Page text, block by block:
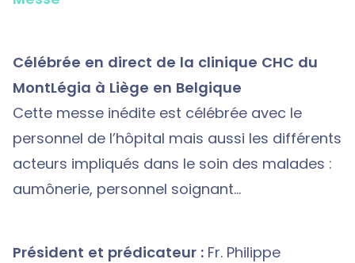
Célébrée en direct de la clinique CHC du
MontLégia à Liège en Belgique
Cette messe inédite est célébrée avec le
personnel de l’hôpital mais aussi les différents
acteurs impliqués dans le soin des malades :
aumônerie, personnel soignant…
Président et prédicateur : Fr. Philippe